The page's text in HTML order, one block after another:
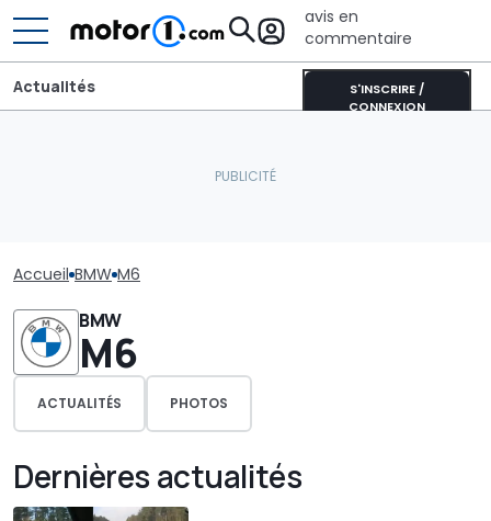
avis en
commentaire
S'INSCRIRE /
CONNEXION
Actualités
Accueil BMW M6
BMW
M6
ACTUALITÉS PHOTOS
Dernières actualités